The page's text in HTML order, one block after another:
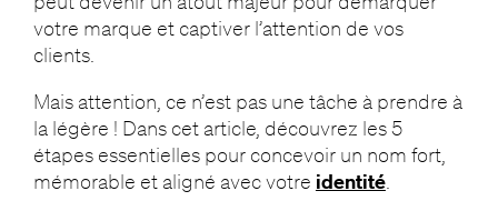
votre marque et captiver l’attention de vos
clients.
Mais attention, ce n’est pas une tâche à prendre à
la légère ! Dans cet article, découvrez les 5
étapes essentielles pour concevoir un nom fort,
mémorable et aligné avec votre identité.